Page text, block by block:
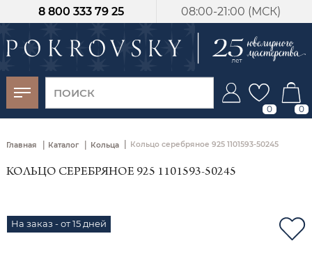
08:00-21:00 (МСК)
8 800 333 79 25
0 0
Главная | Каталог | Кольца Кольцо серебряное 925 1101593-50245
КОЛЬЦО СЕРЕБРЯНОЕ 925 1101593-50245
На заказ - от 15 дней
-30%
от 15 дней с
момента оплаты